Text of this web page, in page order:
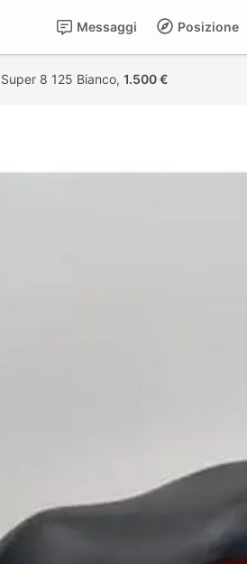
Posizione
Messaggi
8 125 Bianco, 1.500 €